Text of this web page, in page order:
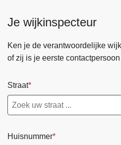
Je wijkinspecteur
Ken je de verantwoordelijke
of zij is je eerste
Straat
Huisnummer